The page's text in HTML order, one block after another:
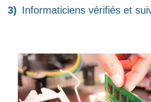
Informaticiens vérifiés et